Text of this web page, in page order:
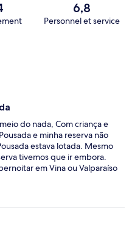
6,8
Personnel et service
do nada, Com criança e
e minha reserva não
estava lotada. Mesmo
tivemos que ir embora.
em Vina ou Valparaíso
Tivemos que pernoitar em
pífia. Crianca chorando